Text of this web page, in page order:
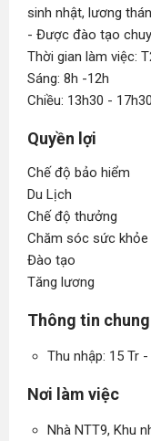
sinh nhật, lương
- Được đào tạo
Thời gian làm việc:
Sáng: 8h -12h
Chiều: 13h30 - 17h30
Quyền lợi
Chế độ bảo hiểm
Du Lịch
Chế độ thưởng
Chăm sóc sức khỏe
Đào tạo
Tăng lương
Thông tin chung
Thu nhập: 15 Tr -
Nơi làm việc
Nhà NTT9, Khu